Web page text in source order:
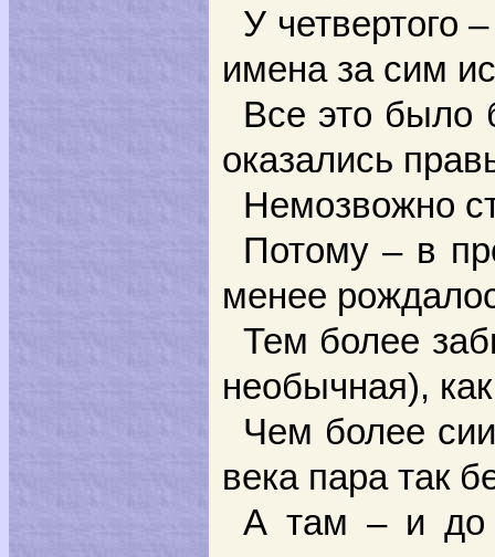
У четвертого
имена за сим
Все это было
оказались
Немозвожно
Потому – в
менее
Тем более
необычная),
Чем более
века пара так
А там – и до